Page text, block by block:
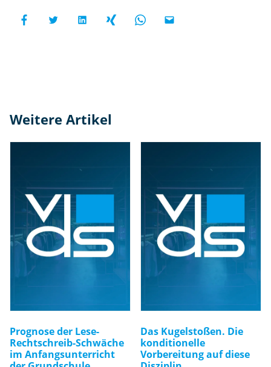
Weitere Artikel
Prognose der Lese-
Rechtschreib-Schwäche
im Anfangsunterricht
Das Kugelstoßen. Die
konditionelle
Vorbereitung auf diese